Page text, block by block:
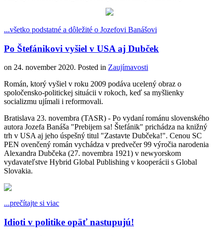
...všetko podstatné a dôležité o Jozefovi Banášovi
Po Štefánikovi vyšiel v USA aj Dubček
on 24. november 2020. Posted in Zaujímavosti
Román, ktorý vyšiel v roku 2009 podáva ucelený obraz o
spoločensko-politickej situácii v rokoch, keď sa myšlienky
socializmu ujímali i reformovali.
Bratislava 23. novembra (TASR) - Po vydaní románu slovenského
autora Jozefa Banáša "Prebijem sa! Štefánik" prichádza na knižný
trh v USA aj jeho úspešný titul "Zastavte Dubčeka!". Cenou SC
PEN ovenčený román vychádza v predvečer 99 výročia narodenia
Alexandra Dubčeka (27. novembra 1921) v newyorskom
vydavateľstve Hybrid Global Publishing v kooperácii s Global
Slovakia.
...prečítajte si viac
Idioti v politike opäť nastupujú!